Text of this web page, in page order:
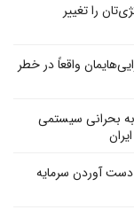
را تغییر
واقعاً در خطر
به بحرانی سیستمی
دست آوردن سرمایه